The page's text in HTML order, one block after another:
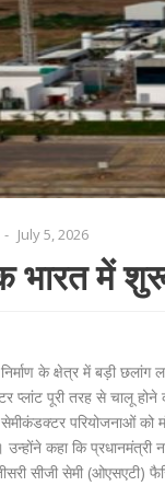
- July 5, 2026
में शुरू
के क्षेत्र में बड़ी
पूरी तरह से चालू होने
परियोजनाओं को
कहा कि
सीजी सेमी (ओएसएटी)